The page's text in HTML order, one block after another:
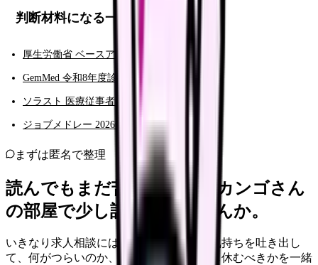
判断材料になる一次情報
厚生労働省 ベースアップ評価料等について
GemMed 令和8年度診療報酬改定解説
ソラスト 医療従事者の賃上げ解説
ジョブメドレー 2026年度診療報酬改定解説
まずは匿名で整理
読んでもまだ苦しいなら、カンゴさん
の部屋で少し話してみませんか。
いきなり求人相談には進みません。今の気持ちを吐き出し
て、何がつらいのか、辞めるべきか、少し休むべきかを一緒